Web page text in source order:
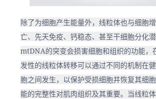
除了为细胞产生能量外，线粒体也与细胞
亡、先天免疫、钙稳态、甚至干细胞分化潜
mtDNA的突变会损害细胞和组织的功能，
发性的线粒体转移可以通过不同的机制在
胞之间发生，以保护受损细胞并恢复其细
能的完整性对肌肉组织及其重要。当线粒体